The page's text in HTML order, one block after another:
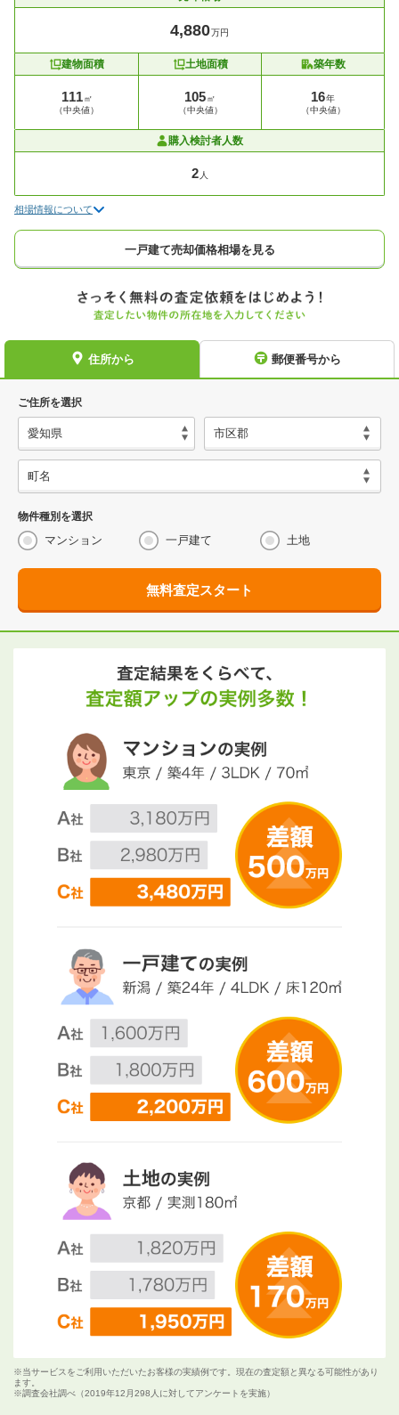
4,880万円
建物面積
111 ㎡
（中央値）
土地面積
105㎡
（中央値）
築年数
16年
（中央値）
購入検討者人数
2 人
相場情報について
一戸建て売却価格相場を見る
住所から 郵便番号から
ご住所を選択
物件種別を選択
マンション 一戸建て 土地
無料査定スタート
※当サービスをご利用いただいたお客様の実績例です。現在の査定額と異なる可能性があり
ます。
※調査会社調べ（2019年12月298人に対してアンケートを実施）